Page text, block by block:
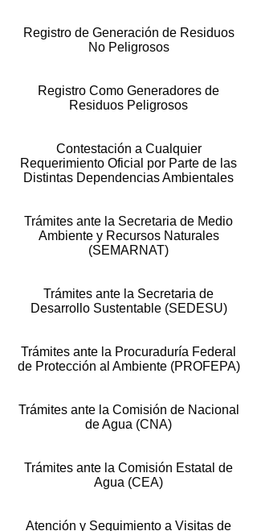
Registro de Generación de Residuos
No Peligrosos
Registro Como Generadores de
Residuos Peligrosos
Contestación a Cualquier
Requerimiento Oficial por Parte de las
Distintas Dependencias Ambientales
Trámites ante la Secretaria de Medio
Ambiente y Recursos Naturales
(SEMARNAT)
Trámites ante la Secretaria de
Desarrollo Sustentable (SEDESU)
Trámites ante la Procuraduría Federal
de Protección al Ambiente (PROFEPA)
Trámites ante la Comisión de Nacional
de Agua (CNA)
Trámites ante la Comisión Estatal de
Agua (CEA)
Atención y Seguimiento a Visitas de